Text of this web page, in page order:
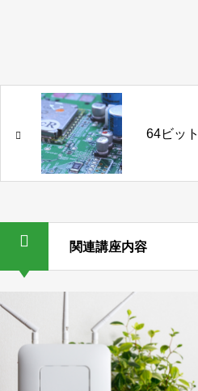
64ビッ
関連講座内容